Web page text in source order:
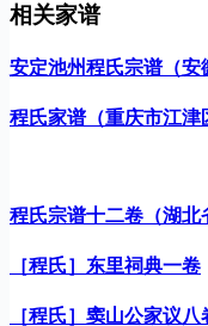
相关家谱
安定池州程氏宗谱（安
程氏家谱（重庆市江津
程氏宗谱十二卷（湖北
［程氏］东里祠典一卷
［程氏］窦山公家议